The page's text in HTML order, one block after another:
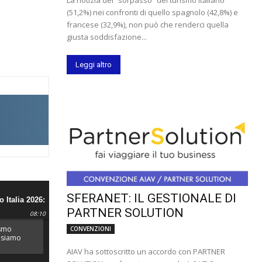
Italia 2026:
08:10
(51,2%) nei confronti di quello spagnolo (42,8%) e
francese (32,9%), non può che renderci quella
giusta soddisfazione...
Leggi altro
SFERANET: IL GESTIONALE DI
PARTNER SOLUTION
CONVENZIONI
AIAV ha sottoscritto un accordo con PARTNER